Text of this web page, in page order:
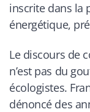
inscrite dans la
énergétique,
Le discours de
n’est pas du
écologistes.
dénoncé des